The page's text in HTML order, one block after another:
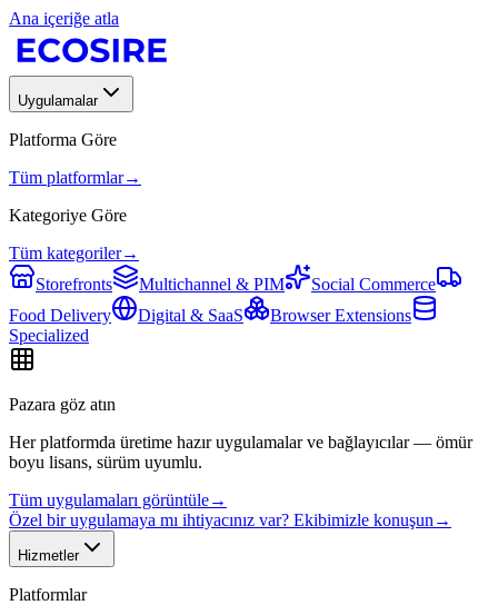
Ana içeriğe atla
Uygulamalar
Platforma Göre
Tüm platformlar→
Kategoriye Göre
Tüm kategoriler→
Storefronts
Multichannel & PIM
Social Commerce
Food Delivery
Digital & SaaS
Browser Extensions
Specialized
Pazara göz atın
Her platformda üretime hazır uygulamalar ve bağlayıcılar — ömür
boyu lisans, sürüm uyumlu.
Tüm uygulamaları görüntüle→
Özel bir uygulamaya mı ihtiyacınız var? Ekibimizle konuşun →
Hizmetler
Platformlar